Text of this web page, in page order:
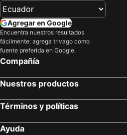
Agregar en Google
Encuentra nuestros resultados
fácilmente: agrega trivago como
fuente preferida en Google.
Compañía
Nuestros productos
Términos y políticas
Ayuda